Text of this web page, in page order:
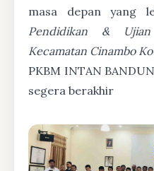
masa depan yang
Pendidikan &
Kecamatan Cinambo
PKBM INTAN
segera berakhir